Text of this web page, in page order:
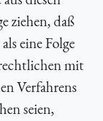
ziehen, daß
eine Folge
mit
Verfahrens
seien,